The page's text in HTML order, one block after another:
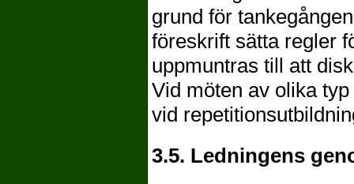
grund för
föreskrift sätta regler
uppmuntras till att
Vid möten av olika
vid
3.5. Ledningens